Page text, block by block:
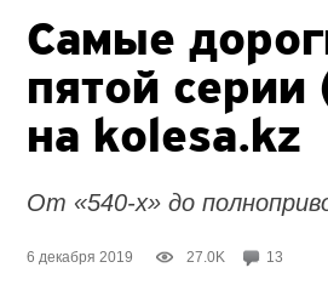
Самые
пятой серии
на kolesa.kz
От «540-х» до
6 декабря 2019 27.0K 13